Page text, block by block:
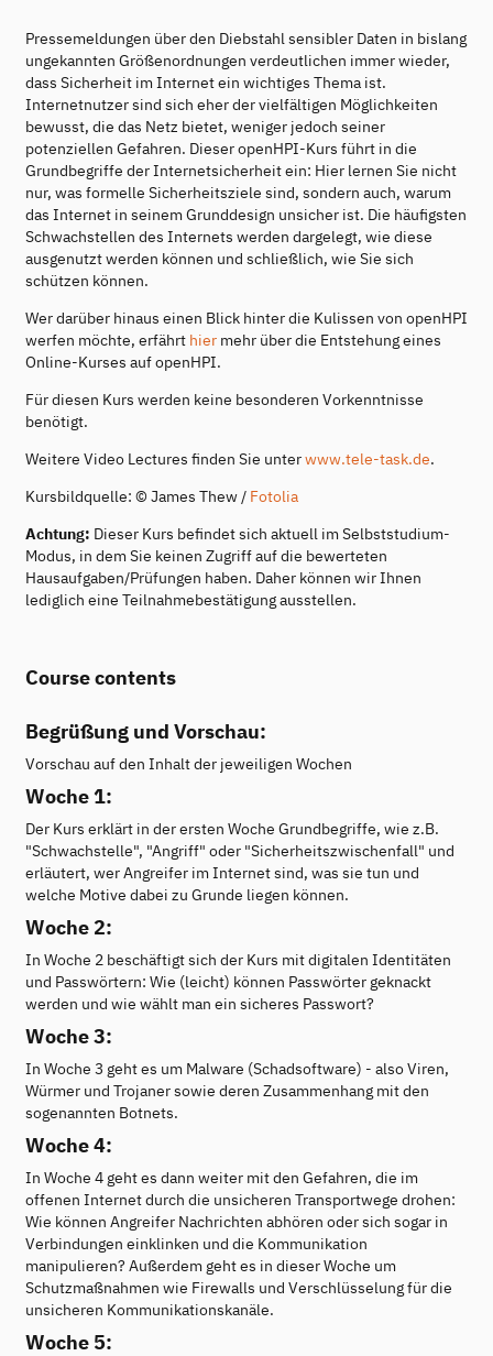
Pressemeldungen über den Diebstahl sensibler Daten in bislang
ungekannten Größenordnungen verdeutlichen immer wieder,
dass Sicherheit im Internet ein wichtiges Thema ist.
Internetnutzer sind sich eher der vielfältigen Möglichkeiten
bewusst, die das Netz bietet, weniger jedoch seiner
potenziellen Gefahren. Dieser openHPI-Kurs führt in die
Grundbegriffe der Internetsicherheit ein: Hier lernen Sie nicht
nur, was formelle Sicherheitsziele sind, sondern auch, warum
das Internet in seinem Grunddesign unsicher ist. Die häufigsten
Schwachstellen des Internets werden dargelegt, wie diese
ausgenutzt werden können und schließlich, wie Sie sich
schützen können.
Wer darüber hinaus einen Blick hinter die Kulissen von openHPI
werfen möchte, erfährt hier mehr über die Entstehung eines
Online-Kurses auf openHPI.
Für diesen Kurs werden keine besonderen Vorkenntnisse
benötigt.
Weitere Video Lectures finden Sie unterwww.tele-task.de.
Kursbildquelle: © James Thew / Fotolia
Achtung: Dieser Kurs befindet sich aktuell im Selbststudium-
Modus, in dem Sie keinen Zugriff auf die bewerteten
Hausaufgaben/Prüfungen haben. Daher können wir Ihnen
lediglich eine Teilnahmebestätigung ausstellen.
Course contents
Begrüßung und Vorschau:
Vorschau auf den Inhalt der jeweiligen Wochen
Woche 1:
Der Kurs erklärt in der ersten Woche Grundbegriffe, wie z.B.
"Schwachstelle", "Angriff" oder "Sicherheitszwischenfall" und
erläutert, wer Angreifer im Internet sind, was sie tun und
welche Motive dabei zu Grunde liegen können.
Woche 2:
In Woche 2 beschäftigt sich der Kurs mit digitalen Identitäten
und Passwörtern: Wie (leicht) können Passwörter geknackt
werden und wie wählt man ein sicheres Passwort?
Woche 3:
In Woche 3 geht es um Malware (Schadsoftware) - also Viren,
Würmer und Trojaner sowie deren Zusammenhang mit den
sogenannten Botnets.
Woche 4:
In Woche 4 geht es dann weiter mit den Gefahren, die im
offenen Internet durch die unsicheren Transportwege drohen:
Wie können Angreifer Nachrichten abhören oder sich sogar in
Verbindungen einklinken und die Kommunikation
manipulieren? Außerdem geht es in dieser Woche um
Schutzmaßnahmen wie Firewalls und Verschlüsselung für die
unsicheren Kommunikationskanäle.
Woche 5: